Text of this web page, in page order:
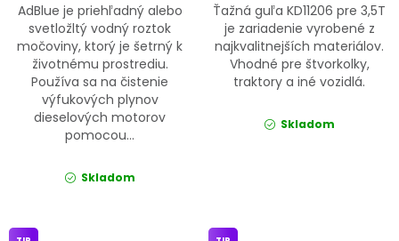
AdBlue je priehľadný alebo
svetložltý vodný roztok
močoviny, ktorý je šetrný k
životnému prostrediu.
Používa sa na čistenie
výfukových plynov
dieselových motorov
pomocou...
Skladom
Ťažná guľa KD11206 pre 3,5T
je zariadenie vyrobené z
najkvalitnejších materiálov.
Vhodné pre štvorkolky,
traktory a iné vozidlá.
Skladom